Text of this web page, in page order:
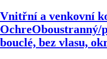
Vnitřní a venkovní
OchreOboustranný/
bouclé, bez vlasu,